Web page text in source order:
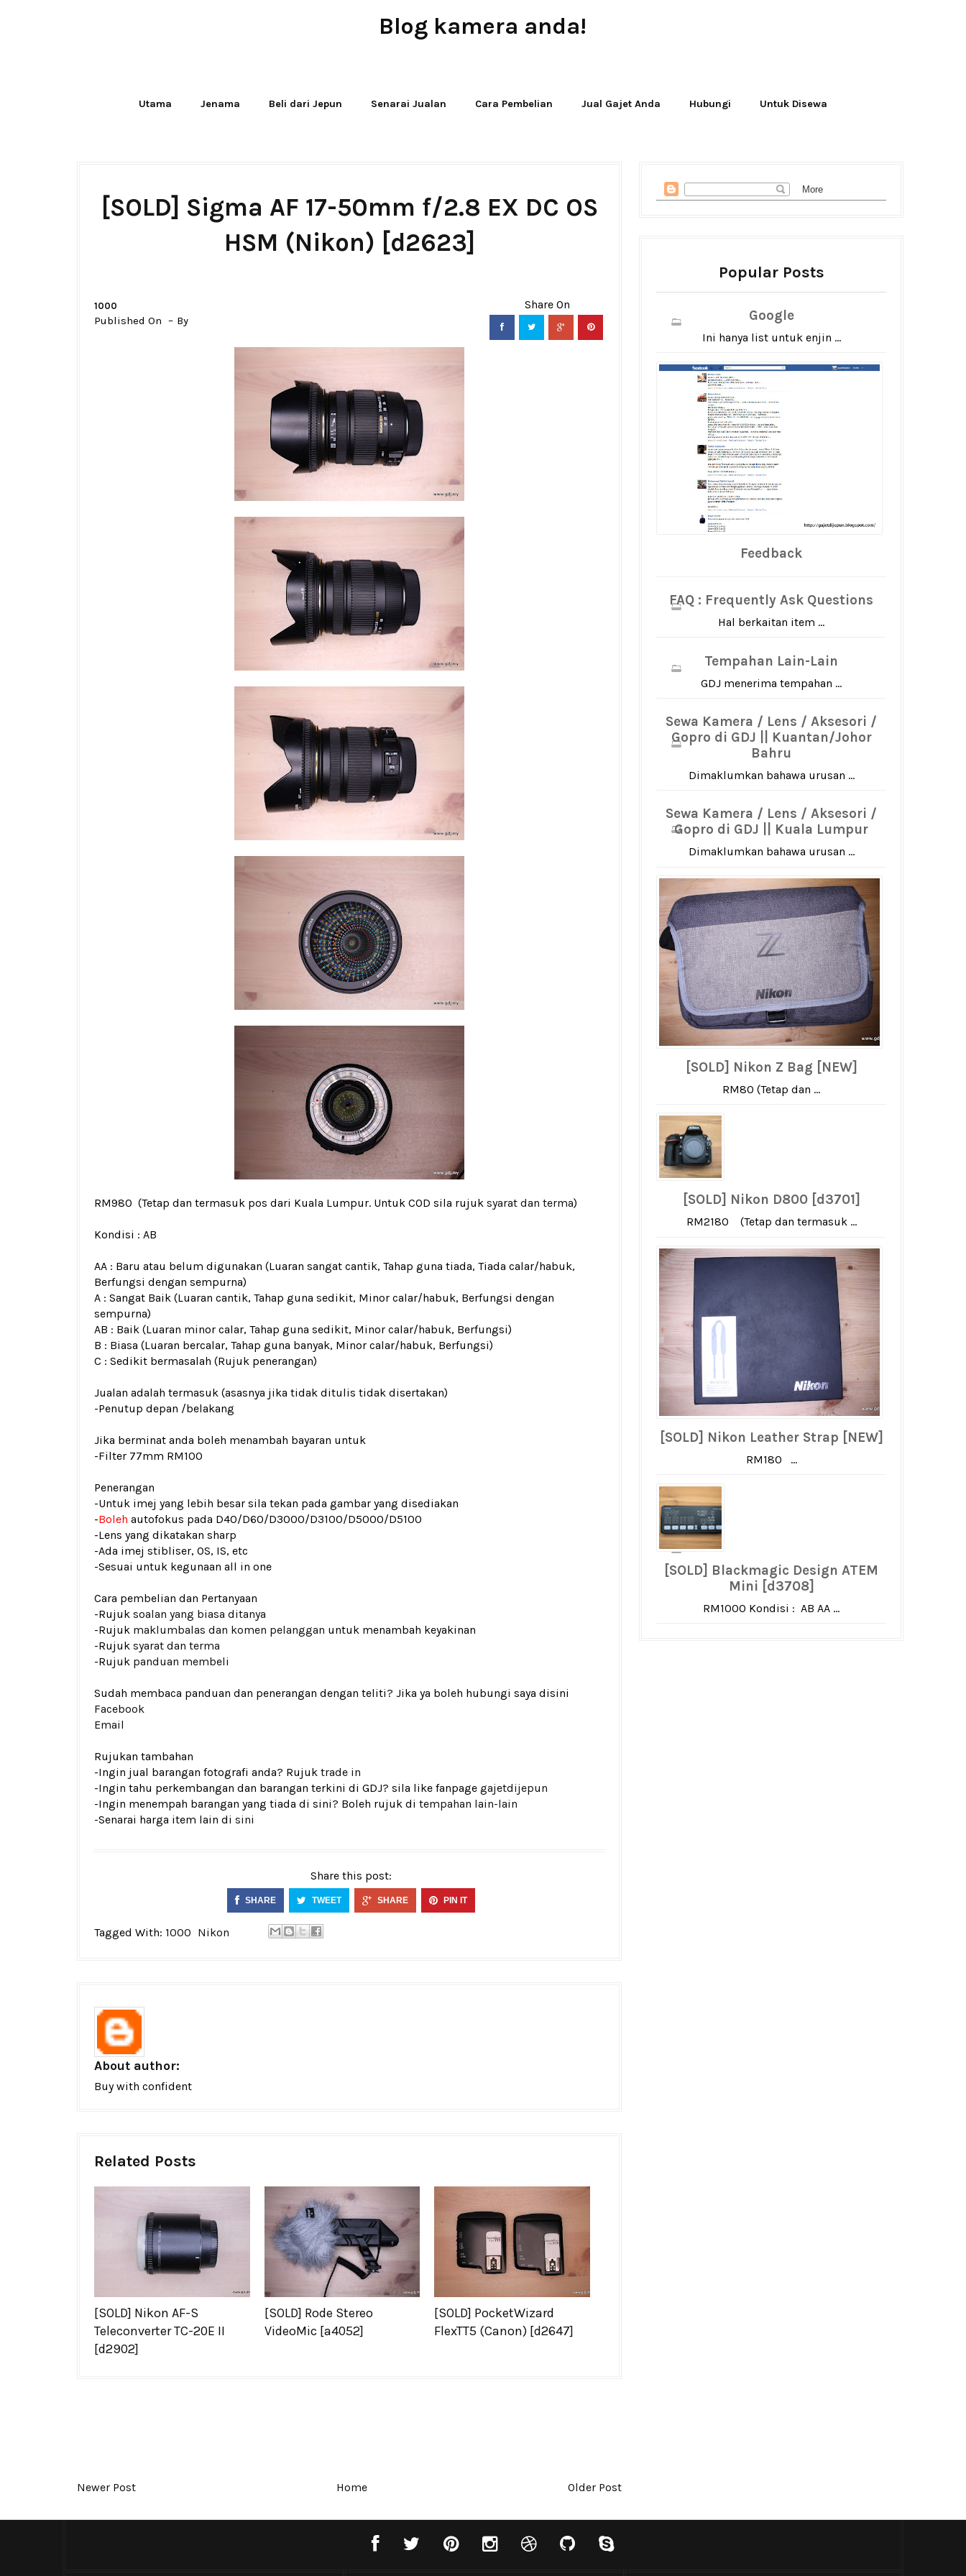
Blog kamera anda!
Utama Jenama Beli dari Jepun Senarai Jualan Cara Pembelian Jual Gajet Anda Hubungi Untuk Disewa
[SOLD] Sigma AF 17-50mm f/2.8 EX DC OS
HSM (Nikon) [d2623]
1000
Published On By
RM980 (Tetap dan termasuk pos dari Kuala Lumpur. Untuk COD sila rujuk syarat dan terma)
Kondisi : AB
AA : Baru atau belum digunakan (Luaran sangat cantik, Tahap guna tiada, Tiada calar/habuk,
Berfungsi dengan sempurna)
A : Sangat Baik (Luaran cantik, Tahap guna sedikit, Minor calar/habuk, Berfungsi dengan
sempurna)
AB : Baik (Luaran minor calar, Tahap guna sedikit, Minor calar/habuk, Berfungsi)
B : Biasa (Luaran bercalar, Tahap guna banyak, Minor calar/habuk, Berfungsi)
C : Sedikit bermasalah (Rujuk penerangan)
Jualan adalah termasuk (asasnya jika tidak ditulis tidak disertakan)
-Penutup depan /belakang
Jika berminat anda boleh menambah bayaran untuk
-Filter 77mm RM100
Penerangan
-Untuk imej yang lebih besar sila tekan pada gambar yang disediakan
-Boleh autofokus pada D40/D60/D3000/D3100/D5000/D5100
-Lens yang dikatakan sharp
-Ada imej stibliser, OS, IS, etc
-Sesuai untuk kegunaan all in one
Cara pembelian dan Pertanyaan
-Rujuk soalan yang biasa ditanya
-Rujuk maklumbalas dan komen pelanggan untuk menambah keyakinan
-Rujuk syarat dan terma
-Rujuk panduan membeli
Sudah membaca panduan dan penerangan dengan teliti? Jika ya boleh hubungi saya disini
Facebook
Email
Rujukan tambahan
-Ingin jual barangan fotografi anda? Rujuk trade in
-Ingin tahu perkembangan dan barangan terkini di GDJ? sila like fanpage gajetdijepun
-Ingin menempah barangan yang tiada di sini? Boleh rujuk di tempahan lain-lain
-Senarai harga item lain di sini
Share this post:
SHARE TWEET SHARE PIN IT
Tagged With: 1000 Nikon
About author:
Buy with confident
Related Posts
[SOLD] Nikon AF-S
Teleconverter TC-20E II
[d2902]
[SOLD] Rode Stereo
VideoMic [a4052]
[SOLD] PocketWizard
FlexTT5 (Canon) [d2647]
Newer Post Home Older Post
Popular Posts
Google
Ini hanya list untuk enjin ...
Feedback
FAQ : Frequently Ask Questions
Hal berkaitan item ...
Tempahan Lain-Lain
GDJ menerima tempahan ...
Sewa Kamera / Lens / Aksesori /
Gopro di GDJ || Kuantan/Johor
Bahru
Dimaklumkan bahawa urusan ...
Sewa Kamera / Lens / Aksesori /
Gopro di GDJ || Kuala Lumpur
Dimaklumkan bahawa urusan ...
[SOLD] Nikon Z Bag [NEW]
RM80 (Tetap dan ...
[SOLD] Nikon D800 [d3701]
RM2180 (Tetap dan termasuk ...
[SOLD] Nikon Leather Strap [NEW]
RM180 ...
[SOLD] Blackmagic Design ATEM
Mini [d3708]
RM1000 Kondisi : AB AA ...